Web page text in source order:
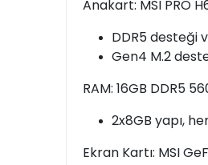
Anakart: MSI PRO
DDR5 desteği
Gen4 M.2
RAM: 16GB DDR5
2x8GB yapı,
Ekran Kartı: MSI